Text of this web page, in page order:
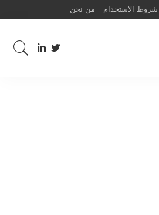
شروط الاستخدام من نحن